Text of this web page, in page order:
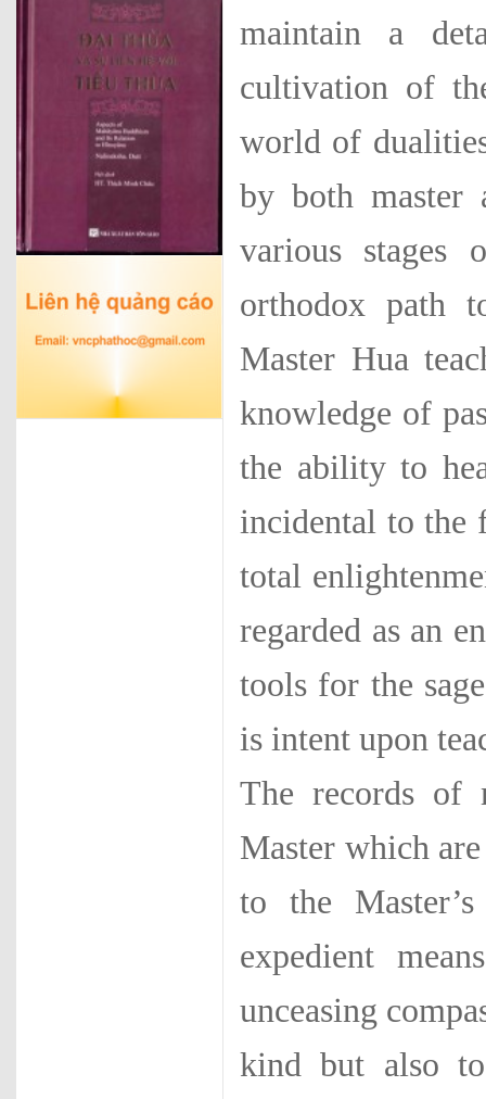
maintain a
cultivation of
world of
by both master
various stages
orthodox path
Master Hua
knowledge of
the ability to
incidental to
total
regarded as an
tools for the
is intent upon
The records of
Master which
to the
expedient
unceasing
kind but also